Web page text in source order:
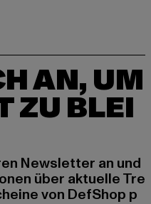
AN, UM
ZU BLEI
Newsletter an und
über aktuelle Tre
von DefShop p